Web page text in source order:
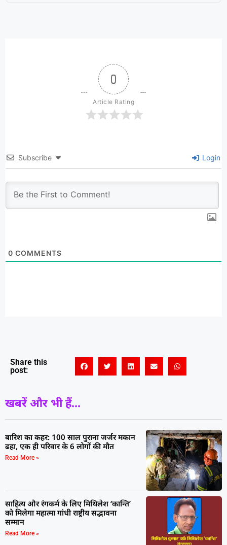
0
Article Rating
Subscribe Login
0 COMMENTS
Share this
post:
खबरें और भी हैं...
बारिश का कहर: 100 साल पुराना जर्जर मकान
ढहा, एक ही परिवार के 6 लोगों की मौत
Read More »
साहित्य और रंगकर्म के लिए मिथिलेश ‘कान्ति’
को मिलेगा महात्मा गांधी राष्ट्रीय सद्भावना
सम्मान
Read More »